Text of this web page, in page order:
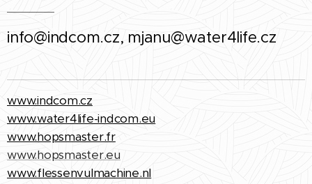
info@indcom.cz, mjanu@water4life.cz
www.indcom.cz
www.water4life-indcom.eu
www.hopsmaster.fr
www.hopsmaster.eu
www.flessenvulmachine.nl